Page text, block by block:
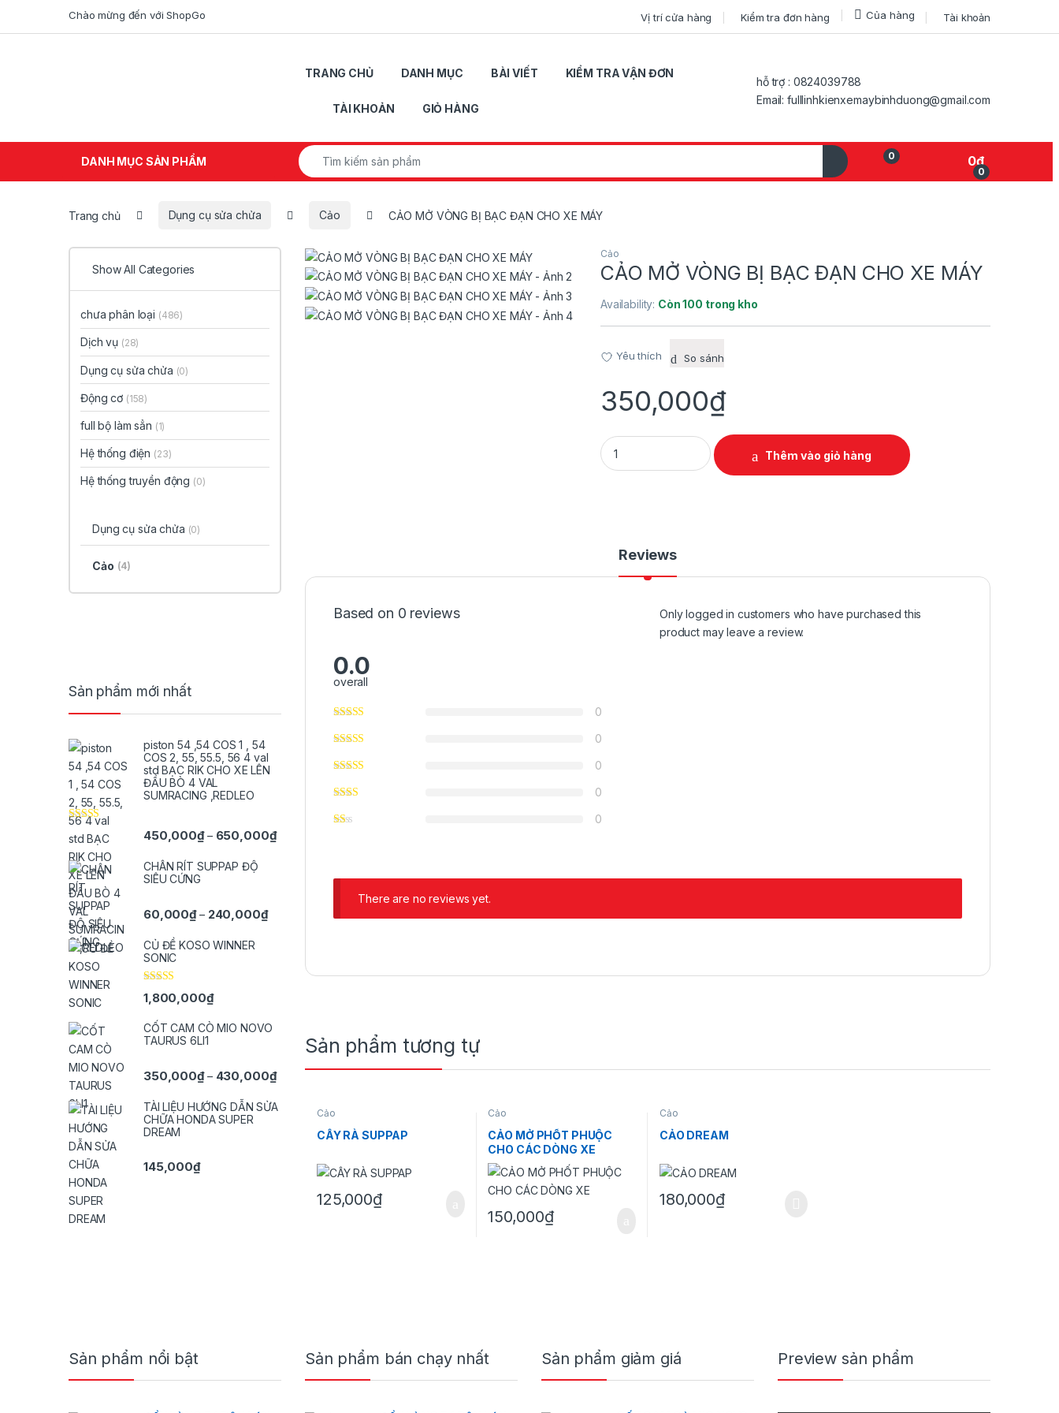
Skip to navigationChào mừng đến với ShopGo Vị trí cửa hàng Kiểm tra đơn hàng Của hàng Tài khoản
TRANG CHỦ DANH MỤC BÀI VIẾT KIỂM TRA VẬN ĐƠN
TÀI KHOẢN GIỎ HÀNG
hỗ trợ : 0824039788
Email: fulllinhkienxemaybinhduong@gmail.com
DANH MỤC SẢN PHẨM
Search for: 0
My Account
0
0₫
Trang chủ Dụng cụ sửa chửa Cảo CẢO MỞ VÒNG BỊ BẠC ĐẠN CHO XE MÁY
Cảo
CẢO MỞ VÒNG BỊ BẠC ĐẠN CHO XE MÁY
Availability: Còn 100 trong kho
Yêu thích So sánh
350,000₫
CẢO MỞ VÒNG BỊ BẠC ĐẠN CHO XE MÁY quantity
Thêm vào giỏ hàng
Reviews
Based on 0 reviews
0.0
overall
0
0
0
0
0
Only logged in customers who have purchased this
product may leave a review.
There are no reviews yet.
Sản phẩm tương tự
Cảo
CÂY RÀ SUPPAP
125,000₫
Cảo
CẢO MỞ PHỐT PHUỘC
CHO CÁC DÒNG XE
150,000₫
Cảo
CẢO DREAM
180,000₫
Show All Categories
chưa phân loại (486)
Dịch vụ (28)
Dụng cụ sửa chửa (0)
Động cơ (158)
full bộ làm sẳn (1)
Hệ thống điện (23)
Hệ thống truyền động (0)
Dụng cụ sửa chửa (0)
Cảo (4)
Sản phẩm mới nhất
piston 54 ,54 COS 1 , 54
COS 2, 55, 55.5, 56 4 val
std BẠC RIK CHO XE LÊN
ĐẦU BÒ 4 VAL
SUMRACING ,REDLEO
hạng5.00
sao
450,000₫ – 650,000₫Khoảng giá: từ 450,000₫ đến 650,000₫
CHÂN RÍT SUPPAP ĐỘ
SIÊU CỨNG
60,000₫ – 240,000₫Khoảng giá: từ 60,000₫ đến 240,000₫
CỦ ĐỀ KOSO WINNER
SONIC
Được xếp
hạng5.005
1,800,000₫
CỐT CAM CÒ MIO NOVO
TAURUS 6LI1
350,000₫ – 430,000₫Khoảng giá: từ 350,000₫ đến 430,000₫
TÀI LIỆU HƯỚNG DẪN SỬA
CHỮA HONDA SUPER
DREAM
145,000₫
Brands Carousel
Sản phẩm nổi bật Sản phẩm bán chạy nhất Sản phẩm giảm giá Preview sản phẩm